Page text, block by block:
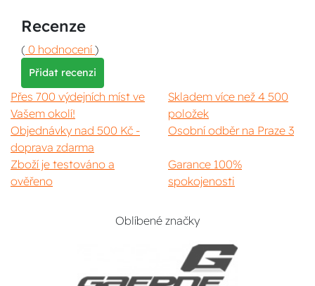
Recenze
( 0 hodnocení )
Přidat recenzi
Přes 700 výdejních míst ve
Vašem okolí!
Skladem více než 4 500
položek
Objednávky nad 500 Kč -
doprava zdarma
Osobní odběr na Praze 3
Zboží je testováno a
ověřeno
Garance 100%
spokojenosti
Oblíbené značky